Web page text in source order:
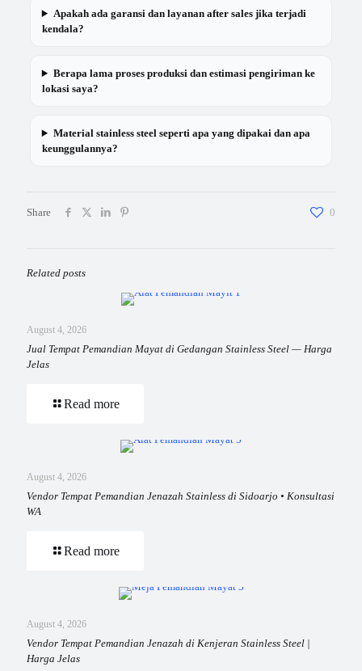
Apakah ada garansi dan layanan after sales jika terjadi
kendala?
Berapa lama proses produksi dan estimasi pengiriman ke
lokasi saya?
Material stainless steel seperti apa yang dipakai dan apa
keunggulannya?
Share 0
Related posts
August 4, 2026
Jual Tempat Pemandian Mayat di Gedangan Stainless Steel — Harga
Jelas
Read more
August 4, 2026
Vendor Tempat Pemandian Jenazah Stainless di Sidoarjo • Konsultasi
WA
Read more
August 4, 2026
Vendor Tempat Pemandian Jenazah di Kenjeran Stainless Steel |
Harga Jelas